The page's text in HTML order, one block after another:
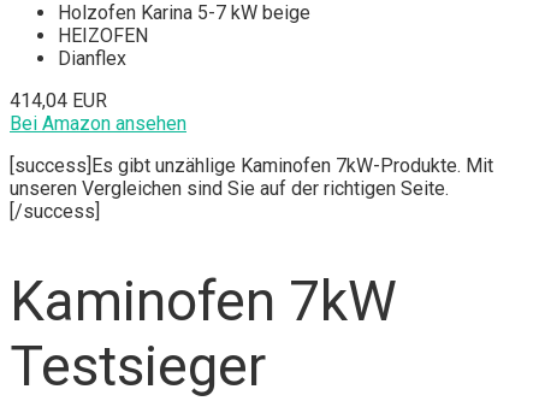
Holzofen Karina 5-7 kW beige
HEIZOFEN
Dianflex
414,04 EUR
Bei Amazon ansehen
[success]Es gibt unzählige Kaminofen 7kW-Produkte. Mit
unseren Vergleichen sind Sie auf der richtigen Seite.
[/success]
Kaminofen 7kW
Testsieger